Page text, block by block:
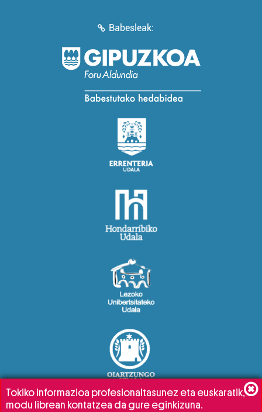
Babesleak:
Tokiko informazioa profesionaltasunez eta euskaratik,
modu librean kontatzea da gure eginkizuna.